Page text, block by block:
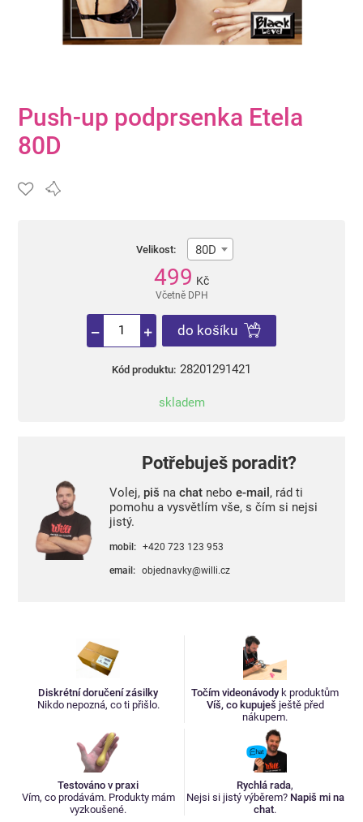
Push-up podprsenka Etela
80D
Velikost: 80D
499 Kč
Včetně DPH
do košíku
Kód produktu: 28201291421
skladem
Potřebuješ poradit?
Volej, piš na chatnebo e-mail , rád ti
pomohu a vysvětlím vše, s čím si nejsi
jistý.
mobil: +420 723 123 953
email: objednavky@willi.cz
Diskrétní doručení zásilky
Nikdo nepozná, co ti přišlo.
Točím videonávody k produktům
Víš, co kupuješ ještě před
nákupem.
Testováno v praxi
Vím, co prodávám. Produkty mám
vyzkoušené.
Rychlá rada,
Nejsi si jistý výběrem? Napiš mi na
chat.